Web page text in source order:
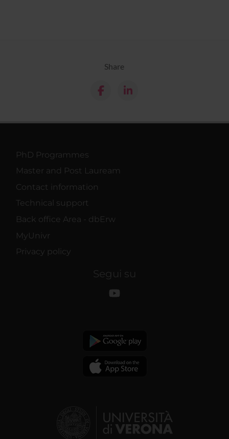
Share
PhD Programmes
Master and Post Lauream
Contact information
Technical support
Back office Area - dbErw
MyUnivr
Privacy policy
Segui su